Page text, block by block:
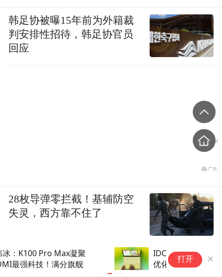
IDC：MacBook Neo倒逼微软
优化Windows 11系统
打开
韩足协被曝15年前为外籍裁
判安排性招待，韩足协官员
回应
28枚导弹零拦截！基辅防空
失灵，西方靠不住了